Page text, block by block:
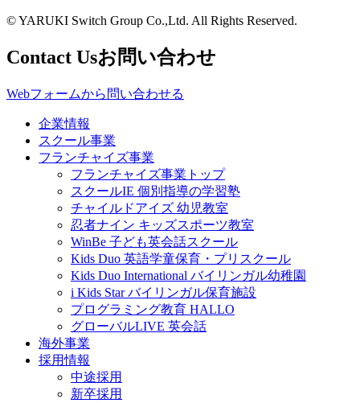
© YARUKI Switch Group Co.,Ltd. All Rights Reserved.
Contact Usお問い合わせ
Webフォームから問い合わせる
企業情報
スクール事業
フランチャイズ事業
フランチャイズ事業トップ
スクールIE 個別指導の学習塾
チャイルドアイズ 幼児教室
忍者ナイン キッズスポーツ教室
WinBe 子ども英会話スクール
Kids Duo 英語学童保育・プリスクール
Kids Duo International バイリンガル幼稚園
i Kids Star バイリンガル保育施設
プログラミング教育 HALLO
グローバルLIVE 英会話
海外事業
採用情報
中途採用
新卒採用